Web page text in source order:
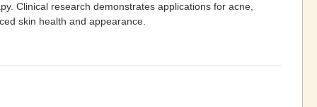
Clinical research demonstrates applications for acne,
skin health and appearance.